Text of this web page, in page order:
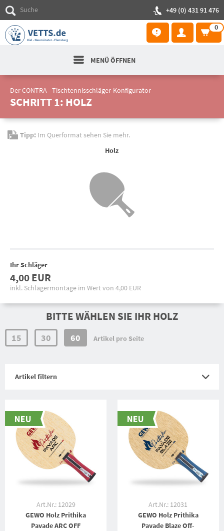
+49 (0) 431 91 476
0
MENÜ ÖFFNEN
Der CONTRA - Tischtennisschläger-Konfigurator
SCHRITT 1: HOLZ
Tipp: Im Querformat sehen Sie mehr.
Holz
Ihr Schläger
4,00EUR
inkl. Schlägermontage im Wert von 4,00 EUR
BITTE WÄHLEN SIE IHR HOLZ
Artikel filtern
15 30 60 Artikel pro Seite
Art.Nr.: 12029
GEWO Holz Prithika
Pavade ARC OFF
Art.Nr.: 12031
GEWO Holz Prithika
Pavade Blaze Off-